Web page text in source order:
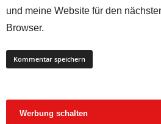
und meine Website für den
Browser.
Werbung schalten